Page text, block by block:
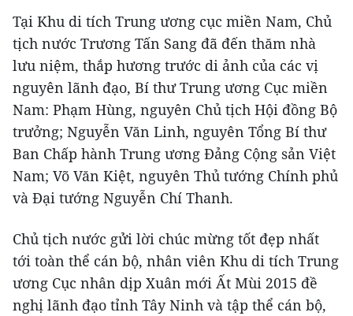
Tại Khu di tích Trung ương cục miền Nam, Chủ
tịch nước Trương Tấn Sang đã đến thăm nhà
lưu niệm, thắp hương trước di ảnh của các vị
nguyên lãnh đạo, Bí thư Trung ương Cục miền
Nam: Phạm Hùng, nguyên Chủ tịch Hội đồng Bộ
trưởng; Nguyễn Văn Linh, nguyên Tổng Bí thư
Ban Chấp hành Trung ương Đảng Cộng sản Việt
Nam; Võ Văn Kiệt, nguyên Thủ tướng Chính phủ
và Đại tướng Nguyễn Chí Thanh.
Chủ tịch nước gửi lời chúc mừng tốt đẹp nhất
tới toàn thể cán bộ, nhân viên Khu di tích Trung
ương Cục nhân dịp Xuân mới Ất Mùi 2015 đề
nghị lãnh đạo tỉnh Tây Ninh và tập thể cán bộ,